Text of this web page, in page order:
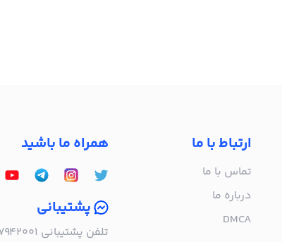
ارتباط با ما
تماس با ما
درباره‌ ما
DMCA
همراه ما باشید
پشتیبانی
تلفن پشتیبانی ۰۲۱۵۷۹۴۲۰۰۱ | به صورت تلفنی پاسخگوی شما هستیم!